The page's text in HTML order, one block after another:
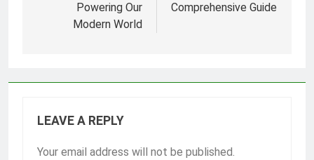
Powering Our
Modern World
Comprehensive Guide
LEAVE A REPLY
Your email address will not be published.